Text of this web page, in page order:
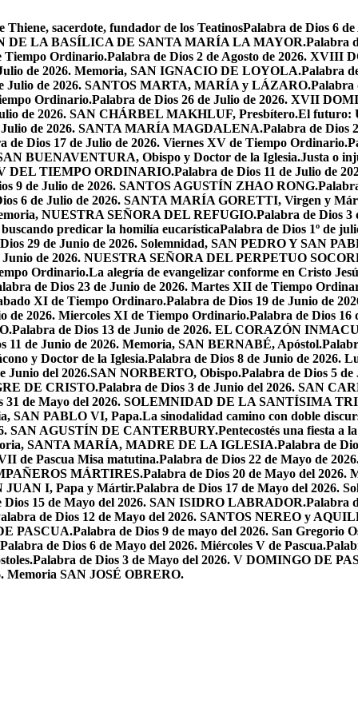
Thiene, sacerdote, fundador de los TeatinosPalabra de Dios 6
DE LA BASÍLICA DE SANTA MARÍA LA MAYOR.Palabra
Tiempo Ordinario.Palabra de Dios 2 de Agosto de 2026.
de 2026. Memoria, SAN IGNACIO DE LOYOLA.Palabra
Julio de 2026. SANTOS MARTA, MARÍA y LÁZARO.Palabra
Ordinario.Palabra de Dios 26 de Julio de 2026. XVII
de 2026. SAN CHÁRBEL MAKHLUF, Presbítero.El futuro:
Julio de 2026. SANTA MARÍA MAGDALENA.Palabra de Dios
de Dios 17 de Julio de 2026. Viernes XV de Tiempo Ordinario.
BUENAVENTURA, Obispo y Doctor de la Iglesia.Justa o
DEL TIEMPO ORDINARIO.Palabra de Dios 11 de Julio de
9 de Julio de 2026. SANTOS AGUSTÍN ZHAO RONG.
6 de Julio de 2026. SANTA MARÍA GORETTI, Virgen y
NUESTRA SEÑORA DEL REFUGIO.Palabra de Dios 3
predicar la homilía eucarísticaPalabra de Dios 1º de
29 de Junio de 2026. Solemnidad, SAN PEDRO Y SAN
Junio de 2026. NUESTRA SEÑORA DEL PERPETUO
Ordinario.La alegría de evangelizar conforme en Cristo
de Dios 23 de Junio de 2026. Martes XII de Tiempo
XI de Tiempo Ordinaro.Palabra de Dios 19 de Junio de
de 2026. Miercoles XI de Tiempo Ordinario.Palabra de Dios 16
Palabra de Dios 13 de Junio de 2026. EL CORAZÓN
11 de Junio de 2026. Memoria, SAN BERNABÉ, Apóstol.
y Doctor de la Iglesia.Palabra de Dios 8 de Junio de 2026.
Junio del 2026.SAN NORBERTO, Obispo.Palabra de Dios 5
DE CRISTO.Palabra de Dios 3 de Junio del 2026. SAN
31 de Mayo del 2026. SOLEMNIDAD DE LA SANTÍSIMA
SAN PABLO VI, Papa.La sinodalidad camino con doble
SAN AGUSTÍN DE CANTERBURY.Pentecostés una fiesta a
SANTA MARÍA, MADRE DE LA IGLESIA.Palabra de
de Pascua Misa matutina.Palabra de Dios 22 de Mayo de
MÁRTIRES.Palabra de Dios 20 de Mayo del 2026.
JUAN I, Papa y Mártir.Palabra de Dios 17 de Mayo del 2026.
Dios 15 de Mayo del 2026. SAN ISIDRO LABRADOR.Palabra
de Dios 12 de Mayo del 2026. SANTOS NEREO y
PASCUA.Palabra de Dios 9 de mayo del 2026. San Gregorio
Palabra de Dios 6 de Mayo del 2026. Miércoles V de Pascua.
Palabra de Dios 3 de Mayo del 2026. V DOMINGO DE
Memoria SAN JOSÉ OBRERO.